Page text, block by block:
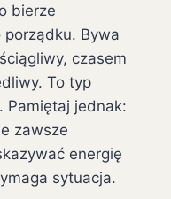
bierze
Bywa
czasem
To typ
Pamiętaj jednak:
zawsze
energię
sytuacja.